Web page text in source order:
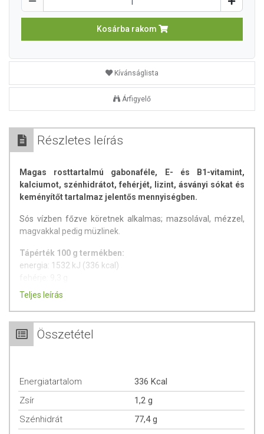
Kosárba rakom
Kívánságlista
Árfigyelő
Részletes leírás
Magas rosttartalmú gabonaféle, E- és B1-vitamint,
kalciumot, szénhidrátot, fehérjét, lizint, ásványi sókat és
keményítőt tartalmaz jelentős mennyiségben.
Sós vízben főzve köretnek alkalmas; mazsolával, mézzel,
magvakkal pedig müzlinek.
Tápérték 100 g termékben:
energia: 1532 kJ (336 kcal)
zsír: 1,2 g
Szénhidrát:
77,4 g
Felhasználási javaslat:
Elkészítése: 2-3 perces főzéssel. Mazsolával, mézzel, aszalt
Minőségét megőrzi:
A dobozon jelzett hónap végéig
(nap,hó,év)
Tárolás: Száraz, hűvös helyen tartandó.
Teljes leírás
Összetétel
Energiatartalom
336 Kcal
Zsír
1,2 g
Szénhidrát
77,4 g